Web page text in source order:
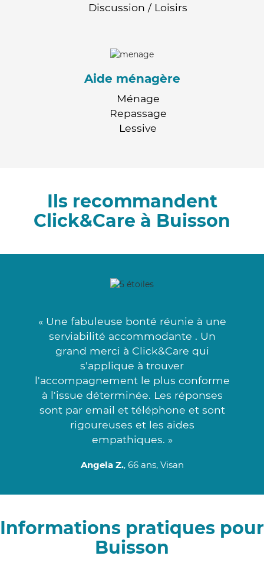
Discussion / Loisirs
Aide ménagère
Ménage
Repassage
Lessive
Ils recommandent
Click&Care à Buisson
« Une fabuleuse bonté réunie à une
serviabilité accommodante . Un
grand merci à Click&Care qui
s'applique à trouver
l'accompagnement le plus conforme
à l'issue déterminée. Les réponses
sont par email et téléphone et sont
rigoureuses et les aides
empathiques. »
Angela Z., 66 ans, Visan
Informations pratiques pour
Buisson